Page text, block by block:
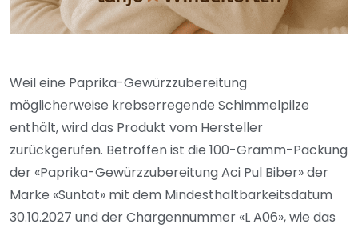
Weil eine Paprika-Gewürzzubereitung
möglicherweise krebserregende Schimmelpilze
enthält, wird das Produkt vom Hersteller
zurückgerufen. Betroffen ist die 100-Gramm-Packung
der «Paprika-Gewürzzubereitung Aci Pul Biber» der
Marke «Suntat» mit dem Mindesthaltbarkeitsdatum
30.10.2027 und der Chargennummer «L A06», wie das